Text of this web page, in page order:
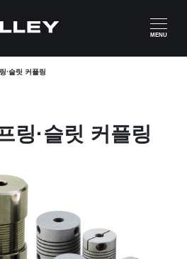
MENU
·슬릿 커플링
링·슬릿 커플링